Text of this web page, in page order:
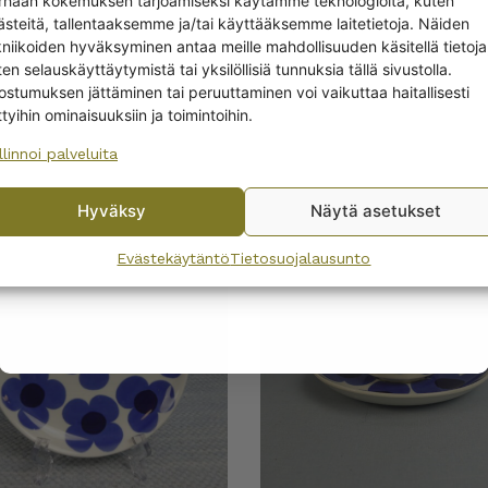
tallentaaksemme ja/tai käyttääksemme laitetietoja. Näiden
hyväksyminen antaa meille mahdollisuuden käsitellä
selauskäyttäytymistä tai yksilöllisiä tunnuksia tällä sivustolla.
jättäminen tai peruuttaminen voi vaikuttaa haitallisesti
ominaisuuksiin ja toimintoihin.
palveluita
Hyväksy Näytä asetukset
EvästekäytäntöTietosuojalausunto
LISÄTIEDOT
TUOTTEIDEN KANSSA
off?
Yes! I want the discount
By subscribing to the newsletter, you consent to receiving messages from
Wanhojen kuppien and confirm that you have read and accepted